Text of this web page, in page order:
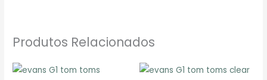
Produtos Relacionados